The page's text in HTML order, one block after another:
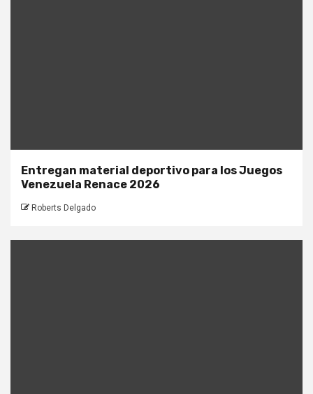
Entregan material deportivo para los Juegos
Venezuela Renace 2026
Roberts Delgado